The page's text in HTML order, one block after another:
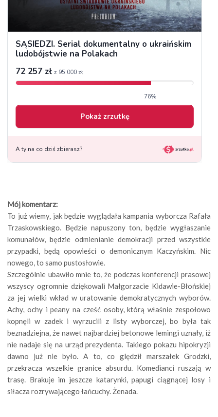
Mój komentarz:
To już wiemy, jak będzie wyglądała kampania wyborcza Rafała
Trzaskowskiego. Będzie napuszony ton, będzie wygłaszanie
komunałów, będzie odmienianie demokracji przed wszystkie
przypadki, będą opowieści o demonicznym Kaczyńskim. Nic
nowego, to samo pustosłowie.
Szczególnie ubawiło mnie to, że podczas konferencji prasowej
wszyscy ogromnie dziękowali Małgorzacie Kidawie-Błońskiej
za jej wielki wkład w uratowanie demokratycznych wyborów.
Achy, ochy i peany na cześć osoby, którą właśnie zespołowo
kopnęli w zadek i wyrzucili z listy wyborczej, bo była tak
beznadziejna, że nawet najbardziej betonowe lemingi uznały, iż
nie nadaje się na urząd prezydenta. Takiego pokazu hipokryzji
dawno już nie było. A to, co ględził marszałek Grodzki,
przekracza wszelkie granice absurdu. Komedianci ruszają w
trasę. Brakuje im jeszcze katarynki, papugi ciągnącej losy i
siłacza rozrywającego łańcuchy. Żenada.